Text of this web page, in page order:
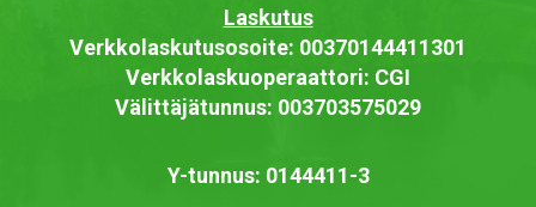
Laskutus
Verkkolaskutusosoite: 00370144411301
Verkkolaskuoperaattori: CGI
Välittäjätunnus: 003703575029
Y-tunnus: 0144411-3